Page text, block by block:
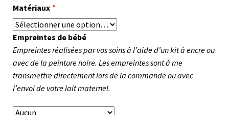
Matériaux *
Empreintes de bébé
Empreintes réalisées par vos soins à l’aide d’un kit à encre ou
avec de la peinture noire. Les empreintes sont à me
transmettre directement lors de la commande ou avec
l’envoi de votre lait maternel.